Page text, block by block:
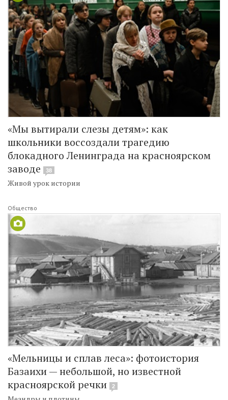
«Мы вытирали слезы детям»: как
школьники воссоздали трагедию
блокадного Ленинграда на красноярском
заводе
38
Живой урок истории
Общество
«Мельницы и сплав леса»: фотоистория
Базаихи — небольшой, но известной
красноярской речки
2